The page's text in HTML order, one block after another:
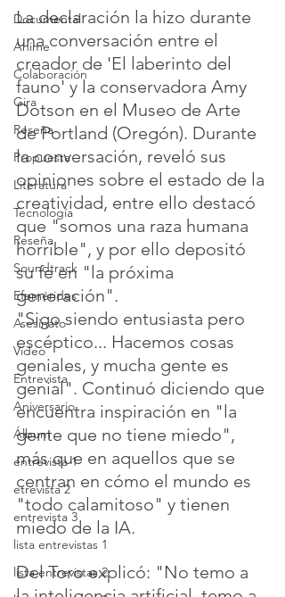
Documental
Anime
Colaboración
Gira
Reseña
Propuesta
Literatura
Tecnología
Reseña
Soundtrack
Efemérides
Asesinato
Video
Entrevista
Aniversario
Álbum
entrevista 1
etrevista 2
entrevista 3
lista entrevistas 1
lista entrevistas 2
La declaración la hizo durante
una conversación entre el
creador de 'El laberinto del
fauno' y la conservadora Amy
Dotson en el Museo de Arte
de Portland (Oregón). Durante
la conversación, reveló sus
opiniones sobre el estado de la
creatividad, entre ello destacó
que "somos una raza humana
horrible", y por ello depositó
su fe en "la próxima
generación".
"Sigo siendo entusiasta pero
escéptico... Hacemos cosas
geniales, y mucha gente es
genial". Continuó diciendo que
encuentra inspiración en "la
gente que no tiene miedo",
más que en aquellos que se
centran en cómo el mundo es
"todo calamitoso" y tienen
miedo de la IA.
Del Toro explicó: "No temo a